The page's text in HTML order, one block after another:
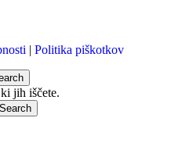
| Politika piškotkov
jih iščete.
Search